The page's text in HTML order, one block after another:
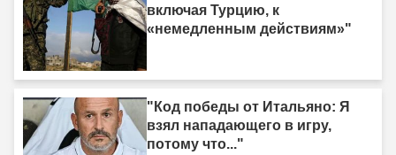
включая Турцию, к
«немедленным действиям»"
"Код победы от Итальяно: Я
взял нападающего в игру,
потому что..."